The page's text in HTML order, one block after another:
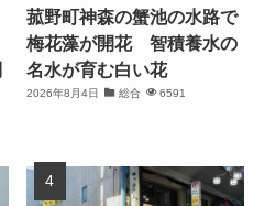
菰野町神森の蟹池の水路で
梅花藻が開花 智積養水の
名水が育む白い花
2026年8月4日 総合 6591